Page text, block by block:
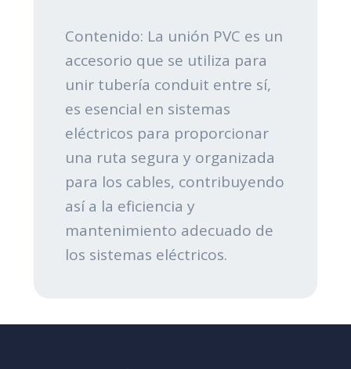
Contenido: La unión PVC es un
accesorio que se utiliza para
unir tubería conduit entre sí,
es esencial en sistemas
eléctricos para proporcionar
una ruta segura y organizada
para los cables, contribuyendo
así a la eficiencia y
mantenimiento adecuado de
los sistemas eléctricos.